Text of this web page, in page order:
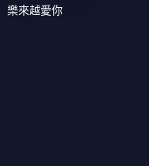
樂來越愛你